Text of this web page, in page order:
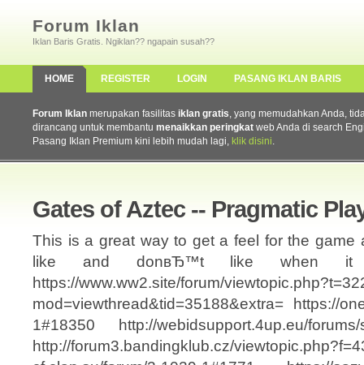
Forum Iklan
Iklan Baris Gratis. Ngiklan?? ngapain susah??
HOME REGISTER LOGIN PASANG IKLAN BARIS
Forum Iklan merupakan fasilitas iklan gratis, yang memudahkan Anda,
dirancang untuk membantu menaikkan peringkat web Anda di search
Pasang Iklan Premium kini lebih mudah lagi, klik disini.
Gates of Aztec -- Pragmatic
This is a great way to get a feel for the game
like and donвЂ™t like when it
https://www.ww2.site/forum/
mod=viewthread&tid=35188&extra= https://
1#18350 http://webidsupport.4up.eu/forums/
http://forum3.bandingklub.cz/